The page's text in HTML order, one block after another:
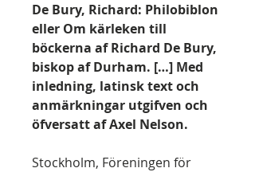
De Bury, Richard: Philobiblon
eller Om kärleken till
böckerna af Richard De Bury,
biskop af Durham. […] Med
inledning, latinsk text och
anmärkningar utgifven och
öfversatt af Axel Nelson.
Stockholm, Föreningen för